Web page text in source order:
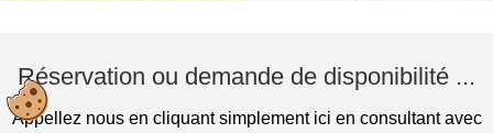
Réservation ou demande de disponibilité ...
Appellez nous en cliquant simplement ici en consultant avec